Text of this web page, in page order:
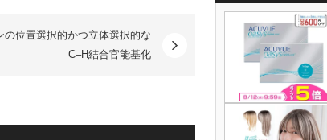
の位置選択的かつ立体選択的な
C–H結合官能基化